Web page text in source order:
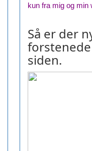
kun fra mig og min
Så er der
siden.